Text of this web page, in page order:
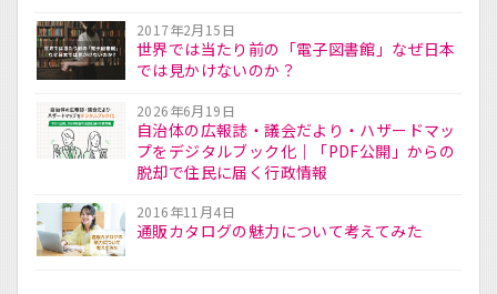
2017年2月15日
世界では当たり前の「電子図書館」なぜ日本
では見かけないのか？
2026年6月19日
自治体の広報誌・議会だより・ハザードマッ
プをデジタルブック化｜「PDF公開」からの
脱却で住民に届く行政情報
2016年11月4日
通販カタログの魅力について考えてみた